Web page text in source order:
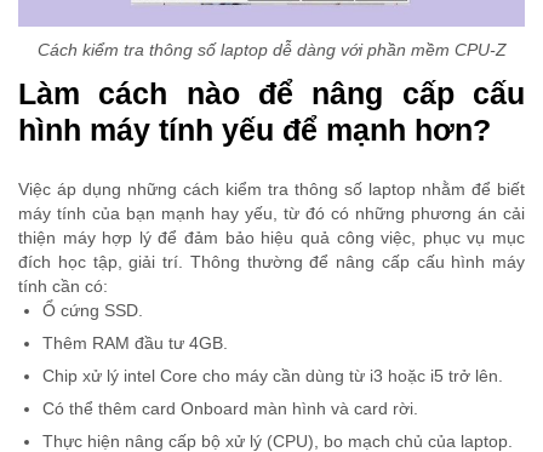
Cách kiểm tra thông số laptop dễ dàng với phần mềm CPU-Z
Làm cách nào để nâng cấp cấu
hình máy tính yếu để mạnh hơn?
Việc áp dụng những cách kiểm tra thông số laptop nhằm để biết
máy tính của bạn mạnh hay yếu, từ đó có những phương án cải
thiện máy hợp lý để đảm bảo hiệu quả công việc, phục vụ mục
đích học tập, giải trí. Thông thường để nâng cấp cấu hình máy
tính cần có:
Ổ cứng SSD.
Thêm RAM đầu tư 4GB.
Chip xử lý intel Core cho máy cần dùng từ i3 hoặc i5 trở lên.
Có thể thêm card Onboard màn hình và card rời.
Thực hiện nâng cấp bộ xử lý (CPU), bo mạch chủ của laptop.